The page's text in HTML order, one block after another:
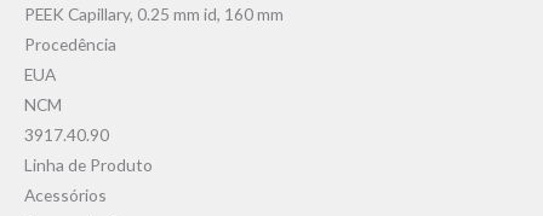
PEEK Capillary, 0.25 mm id, 160 mm
Procedência
EUA
NCM
3917.40.90
Linha de Produto
Acessórios